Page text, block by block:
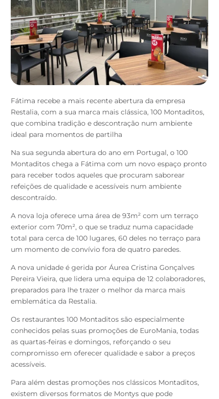
Fátima recebe a mais recente abertura da empresa
Restalia, com a sua marca mais clássica, 100 Montaditos,
que combina tradição e descontração num ambiente
ideal para momentos de partilha
Na sua segunda abertura do ano em Portugal, o 100
Montaditos chega a Fátima com um novo espaço pronto
para receber todos aqueles que procuram saborear
refeições de qualidade e acessíveis num ambiente
descontraído.
A nova loja oferece uma área de 93m² com um terraço
exterior com 70m², o que se traduz numa capacidade
total para cerca de 100 lugares, 60 deles no terraço para
um momento de convívio fora de quatro paredes.
A nova unidade é gerida por Áurea Cristina Gonçalves
Pereira Vieira, que lidera uma equipa de 12 colaboradores,
preparados para lhe trazer o melhor da marca mais
emblemática da Restalia.
Os restaurantes 100 Montaditos são especialmente
conhecidos pelas suas promoções de EuroMania, todas
as quartas-feiras e domingos, reforçando o seu
compromisso em oferecer qualidade e sabor a preços
acessíveis.
Para além destas promoções nos clássicos Montaditos,
existem diversos formatos de Montys que pode